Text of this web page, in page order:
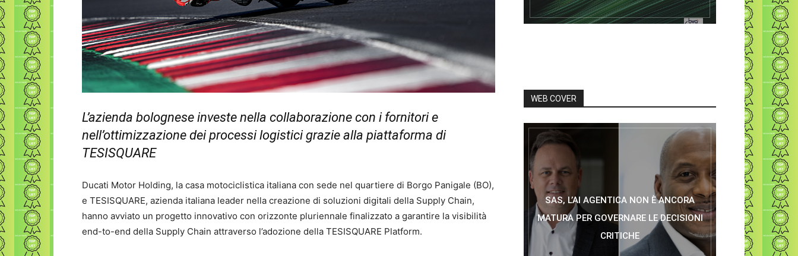
L’azienda bolognese investe nella collaborazione con i fornitori e
nell’ottimizzazione dei processi logistici grazie alla piattaforma di
TESISQUARE
Ducati Motor Holding, la casa motociclistica italiana con sede nel quartiere di Borgo Panigale (BO),
e TESISQUARE, azienda italiana leader nella creazione di soluzioni digitali della Supply Chain,
hanno avviato un progetto innovativo con orizzonte pluriennale finalizzato a garantire la visibilità
end-to-end della Supply Chain attraverso l’adozione della TESISQUARE Platform.
WEB COVER
SAS, L’AI AGENTICA NON È ANCORA
MATURA PER GOVERNARE LE DECISIONI
CRITICHE